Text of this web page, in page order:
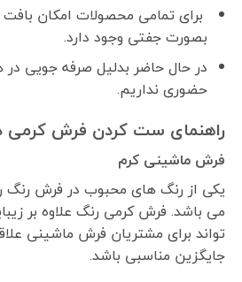
برای تمامی محصولات امکان
بصورت جفتی وجود دارد.
در حال حاضر بدلیل صرفه جویی در
حضوری نداریم.
راهنمای ست کردن فرش کرمی
فرش ماشینی کرم
یکی از رنگ های محبوب در فرش
می باشد. فرش کرمی رنگ علاوه بر
تواند برای مشتریان فرش ماشینی
جایگزین مناسبی باشد.